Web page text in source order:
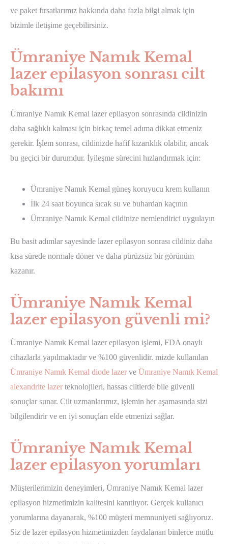
ve paket fırsatlarımız hakkında daha fazla bilgi almak için
bizimle iletişime geçebilirsiniz.
Ümraniye Namık Kemal
lazer epilasyon sonrası cilt
bakımı
Ümraniye Namık Kemal lazer epilasyon sonrasında cildinizin
daha sağlıklı kalması için birkaç temel adıma dikkat etmeniz
gerekir. İşlem sonrası, cildinizde hafif kızarıklık olabilir, ancak
bu geçici bir durumdur. İyileşme sürecini hızlandırmak için:
Ümraniye Namık Kemal güneş koruyucu krem kullanın
İlk 24 saat boyunca sıcak su ve buhardan kaçının
Ümraniye Namık Kemal cildinize nemlendirici uygulayın
Bu basit adımlar sayesinde lazer epilasyon sonrası cildiniz daha
kısa sürede normale döner ve daha pürüzsüz bir görünüm
kazanır.
Ümraniye Namık Kemal
lazer epilasyon güvenli mi?
Ümraniye Namık Kemal lazer epilasyon işlemi, FDA onaylı
cihazlarla yapılmaktadır ve %100 güvenlidir. mizde kullanılan
Ümraniye Namık Kemal diode lazer ve Ümraniye Namık Kemal
alexandrite lazer teknolojileri, hassas ciltlerde bile güvenli
sonuçlar sunar. Cilt uzmanlarımız, işlemin her aşamasında sizi
bilgilendirir ve en iyi sonuçları elde etmenizi sağlar.
Ümraniye Namık Kemal
lazer epilasyon yorumları
Müşterilerimizin deneyimleri, Ümraniye Namık Kemal lazer
epilasyon hizmetimizin kalitesini kanıtlıyor. Gerçek kullanıcı
yorumlarına dayanarak, %100 müşteri memnuniyeti sağlıyoruz.
Siz de lazer epilasyon hizmetimizden faydalanan binlerce mutlu